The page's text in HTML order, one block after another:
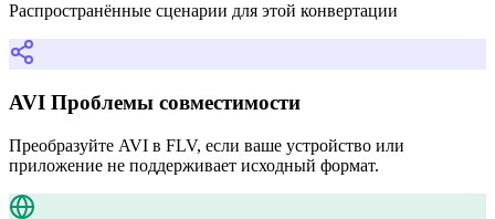
Распространённые сценарии для этой конвертации
AVI Проблемы совместимости
Преобразуйте AVI в FLV, если ваше устройство или
приложение не поддерживает исходный формат.